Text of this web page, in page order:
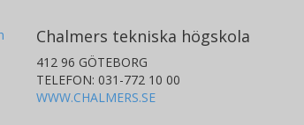
Chalmers tekniska högskola
412 96 GÖTEBORG
TELEFON: 031-772 10 00
WWW.CHALMERS.SE